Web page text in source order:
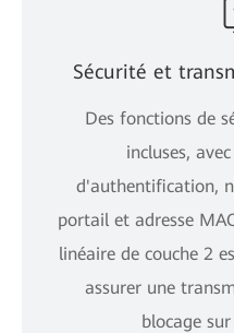
Sécurité et
Des fonctions de
incluses,
d'authentification,
portail et adresse
linéaire de couche 2
assurer une
blocage